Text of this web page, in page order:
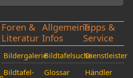
Foren &
Literatur
Bildergalerie
Bildtafel-
Allgemeine
Infos
Bildtafelsuche
Glossar
Tipps &
Service
Dienstleister
Händler